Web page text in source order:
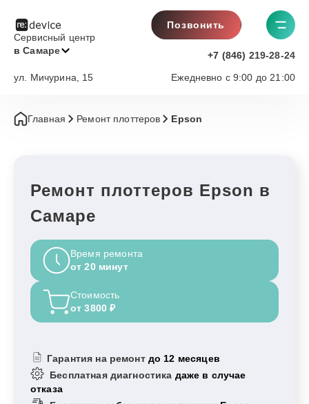
Сервисный центр
в Самаре
Позвонить
+7 (846) 219-28-24
Ежедневно с 9:00 до 21:00
ул. Мичурина, 15
Главная Ремонт плоттеров Epson
Ремонт плоттеров Epson в
Самаре
Время ремонта
от 20 минут
Стоимость
от 3800 ₽
Гарантия на ремонт до 12 месяцев
Бесплатная диагностика даже в случае
отказа